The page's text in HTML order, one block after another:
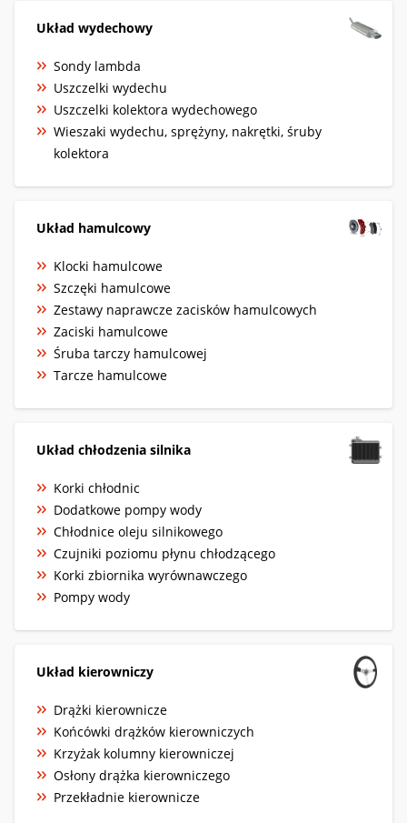
Układ wydechowy
Sondy lambda
Uszczelki wydechu
Uszczelki kolektora wydechowego
Wieszaki wydechu, sprężyny, nakrętki, śruby
kolektora
Układ hamulcowy
Klocki hamulcowe
Szczęki hamulcowe
Zestawy naprawcze zacisków hamulcowych
Zaciski hamulcowe
Śruba tarczy hamulcowej
Tarcze hamulcowe
Układ chłodzenia silnika
Korki chłodnic
Dodatkowe pompy wody
Chłodnice oleju silnikowego
Czujniki poziomu płynu chłodzącego
Korki zbiornika wyrównawczego
Pompy wody
Układ kierowniczy
Drążki kierownicze
Końcówki drążków kierowniczych
Krzyżak kolumny kierowniczej
Osłony drążka kierowniczego
Przekładnie kierownicze